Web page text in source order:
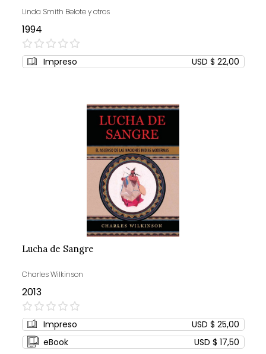
Linda Smith Belote y otros
1994
0%
Impreso USD $ 22,00
Lucha de Sangre
Charles Wilkinson
2013
0%
Impreso
USD $ 25,00
eBook
USD $ 17,50